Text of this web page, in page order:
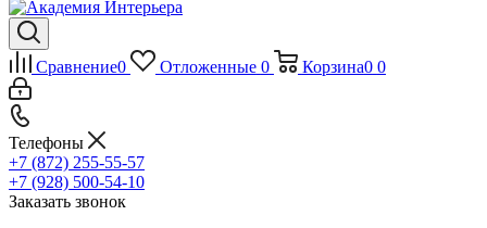
Сравнение0 Отложенные 0 Корзина0 0
Телефоны
+7 (872) 255-55-57
+7 (928) 500-54-10
Заказать звонок